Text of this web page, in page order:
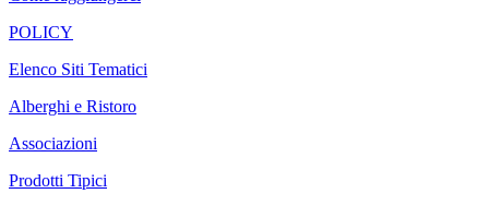
POLICY
Elenco Siti Tematici
Alberghi e Ristoro
Associazioni
Prodotti Tipici